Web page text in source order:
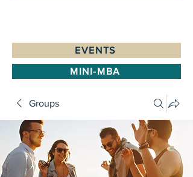
EVENTS
MINI-MBA
Groups